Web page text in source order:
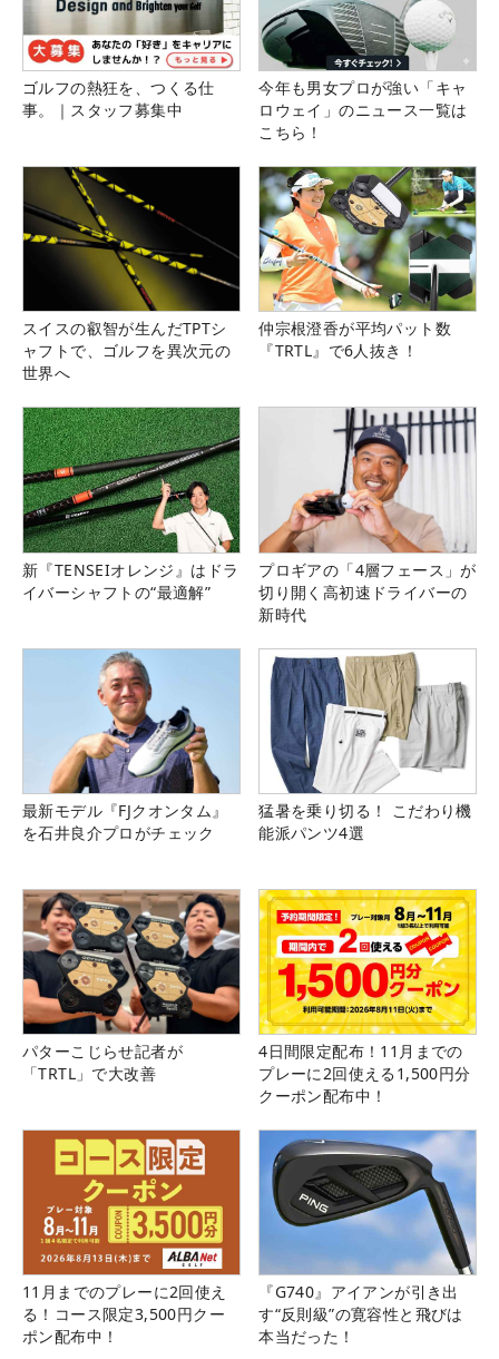
ゴルフの熱狂を、つくる仕
事。｜スタッフ募集中
今年も男女プロが強い「キャ
ロウェイ」のニュース一覧は
こちら！
スイスの叡智が生んだTPTシ
ャフトで、ゴルフを異次元の
世界へ
仲宗根澄香が平均パット数
『TRTL』で6人抜き！
新『TENSEIオレンジ』はドラ
イバーシャフトの“最適解”
プロギアの「4層フェース」が
切り開く高初速ドライバーの
新時代
最新モデル『FJクオンタム』
を石井良介プロがチェック
猛暑を乗り切る！ こだわり機
能派パンツ4選
パターこじらせ記者が
「TRTL」で大改善
4日間限定配布！11月までの
プレーに2回使える1,500円分
クーポン配布中！
11月までのプレーに2回使え
る！コース限定3,500円クー
ポン配布中！
『G740』アイアンが引き出
す“反則級”の寛容性と飛びは
本当だった！